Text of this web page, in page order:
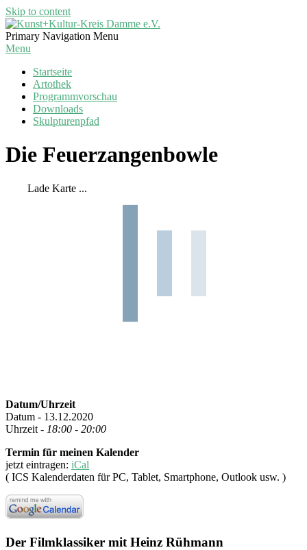
Skip to content
Kunst+Kultur-
Kreis
Primary Navigation Menu
Menu
Startseite
Artothek
Programmvorschau
Downloads
Skulpturenpfad
Die Feuerzangenbowle
Lade Karte ...
Datum/Uhrzeit
Datum - 13.12.2020
Uhrzeit - 18:00 - 20:00
Termin für meinen Kalender
jetzt eintragen: iCal
( ICS Kalenderdaten für PC, Tablet, Smartphone, Outlook usw. )
Der Filmklassiker mit Heinz Rühmann